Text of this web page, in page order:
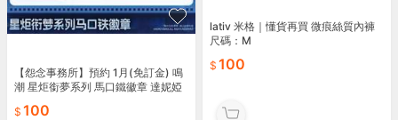
【怨念事務所】預約 1月(免訂金) 鳴
潮 星炬銜夢系列 馬口鐵徽章 達妮婭
100
lativ 米格｜懂貨再買 微痕絲質內褲
尺碼：M
100